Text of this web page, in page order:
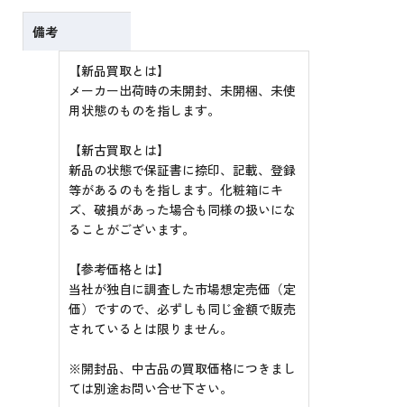
備考
【新品買取とは】
メーカー出荷時の未開封、未開梱、未使
用状態のものを指します。
【新古買取とは】
新品の状態で保証書に捺印、記載、登録
等があるのもを指します。化粧箱にキ
ズ、破損があった場合も同様の扱いにな
ることがございます。
【参考価格とは】
当社が独自に調査した市場想定売価（定
価）ですので、必ずしも同じ金額で販売
されているとは限りません。
※開封品、中古品の買取価格につきまし
ては別途お問い合せ下さい。